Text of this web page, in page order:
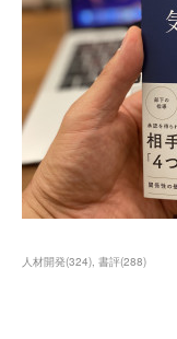
人材開発(324) 書評(288)